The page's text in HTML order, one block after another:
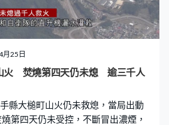
本昂貴，威脅要起訴鮑威爾。司法
兩張大陪審團傳票，指控他就翻新
刑事訴訟。一名聯邦法官上月已就
回。 鮑威爾的任期下月屆滿，特朗
局理事沃什接任。不過共和黨參議
利斯曾威脅若不結束針對鮑威爾的
任聯儲局主席清除障礙，
25日
火 焚燒第四天仍未熄 逾三千人
縣大槌町山火仍未救熄，當局出動
第四天仍未受控，不斷冒出濃煙，